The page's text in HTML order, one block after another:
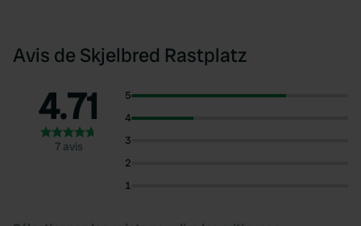
Avis de Skjelbred Rastplatz
4.71
7 avis
5
4
3
2
1